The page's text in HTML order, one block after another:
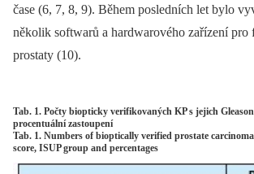
čase (6, 7, 8, 9). Během posledních let bylo
několik softwarů a hardwarového zařízení pro
prostaty (10).
Tab. 1. Počty biopticky verifikovaných KP s jejich
procentuální zastoupení
Tab. 1. Numbers of bioptically verified prostate
score, ISUP group and percentages